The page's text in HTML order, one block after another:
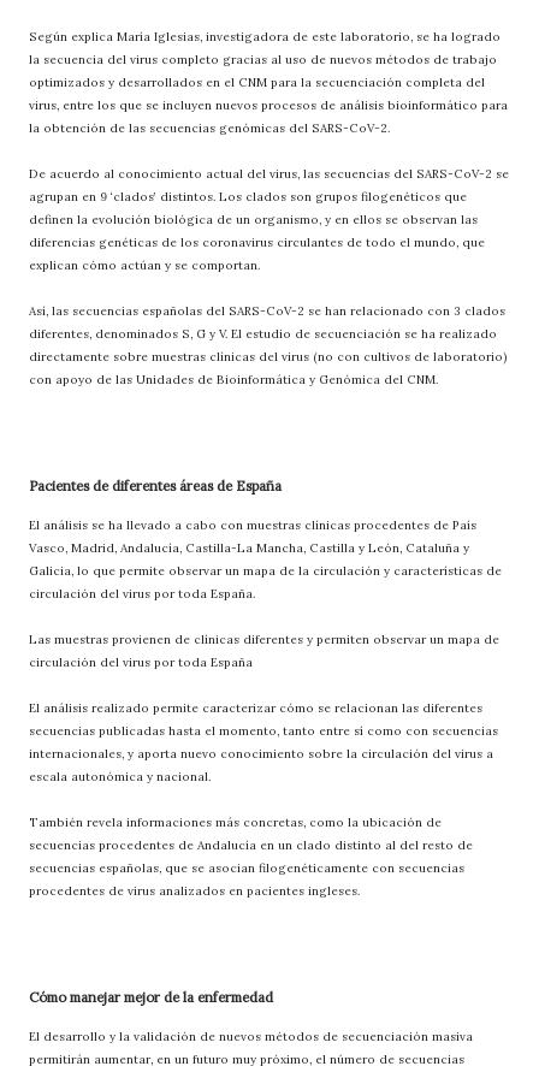
Según explica María Iglesias, investigadora de este laboratorio, se ha logrado
la secuencia del virus completo gracias al uso de nuevos métodos de trabajo
optimizados y desarrollados en el CNM para la secuenciación completa del
virus, entre los que se incluyen nuevos procesos de análisis bioinformático para
la obtención de las secuencias genómicas del SARS-CoV-2.
De acuerdo al conocimiento actual del virus, las secuencias del SARS-CoV-2 se
agrupan en 9 ‘clados’ distintos. Los clados son grupos filogenéticos que
definen la evolución biológica de un organismo, y en ellos se observan las
diferencias genéticas de los coronavirus circulantes de todo el mundo, que
explican cómo actúan y se comportan.
Así, las secuencias españolas del SARS-CoV-2 se han relacionado con 3 clados
diferentes, denominados S, G y V. El estudio de secuenciación se ha realizado
directamente sobre muestras clínicas del virus (no con cultivos de laboratorio)
con apoyo de las Unidades de Bioinformática y Genómica del CNM.
Pacientes de diferentes áreas de España
El análisis se ha llevado a cabo con muestras clínicas procedentes de País
Vasco, Madrid, Andalucía, Castilla-La Mancha, Castilla y León, Cataluña y
Galicia, lo que permite observar un mapa de la circulación y características de
circulación del virus por toda España.
Las muestras provienen de clínicas diferentes y permiten observar un mapa de
circulación del virus por toda España
El análisis realizado permite caracterizar cómo se relacionan las diferentes
secuencias publicadas hasta el momento, tanto entre sí como con secuencias
internacionales, y aporta nuevo conocimiento sobre la circulación del virus a
escala autonómica y nacional.
También revela informaciones más concretas, como la ubicación de
secuencias procedentes de Andalucía en un clado distinto al del resto de
secuencias españolas, que se asocian filogenéticamente con secuencias
procedentes de virus analizados en pacientes ingleses.
Cómo manejar mejor de la enfermedad
El desarrollo y la validación de nuevos métodos de secuenciación masiva
permitirán aumentar, en un futuro muy próximo, el número de secuencias